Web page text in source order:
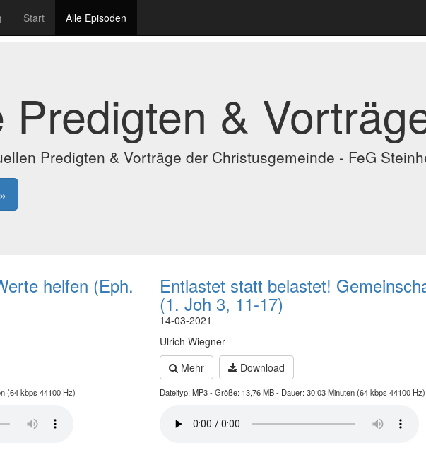
Start Alle Episoden
Predigten &
Predigten & Vorträge der Christusgemeinde - FeG
helfen (Eph.
(64 kbps 44100 Hz)
Entlastet statt belastet!
(1. Joh 3, 11-17)
14-03-2021
Ulrich Wiegner
Mehr
Download
Dateityp: MP3 - Größe: 13,76 MB - Dauer: 30:03 Minuten (64 kbps 44100 Hz)